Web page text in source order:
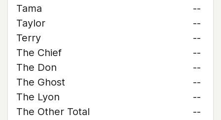
Tama
--
Taylor
--
Terry
--
The Chief
--
The Don
--
The Ghost
--
The Lyon
--
The Other Total
--